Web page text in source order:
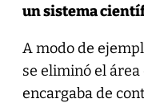
un sistema
A modo de
se eliminó el
encargaba de